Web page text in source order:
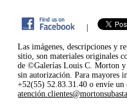
|
Las imágenes, descripciones y
sitio, son materiales originales
de ©Galerías Louis C. Morton y
sin autorización. Para mayores
+52(55) 52.83.31.40 o envíe un